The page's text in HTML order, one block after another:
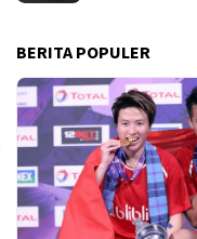
BERITA POPULER